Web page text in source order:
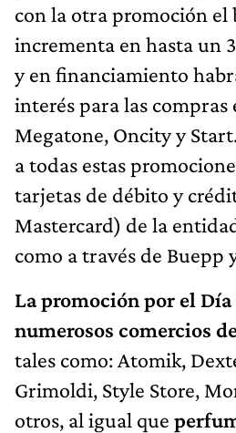
con la otra promoción el
incrementa en hasta un
y en financiamiento
interés para las compras
Megatone, Oncity y
a todas estas
tarjetas de débito y
Mastercard) de la
como a través de Buepp
La promoción por el Día
numerosos comercios
tales como: Atomik,
Grimoldi, Style Store,
otros, al igual que